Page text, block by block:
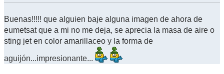
Buenas!!!!! que alguien baje alguna imagen de ahora de
eumetsat que a mi no me deja, se aprecia la masa de aire o
sting jet en color amarillaceo y la forma de
aguijón...impresionante...